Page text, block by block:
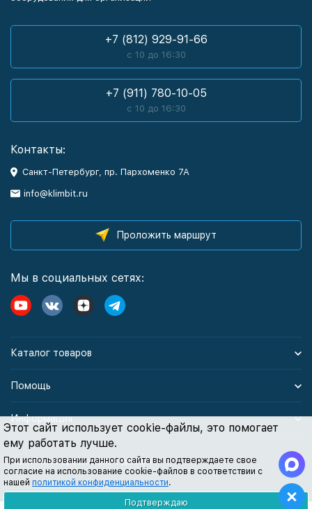
Этот сайт использует cookie-файлы, это помогает
ему работать лучше.
При использовании данного сайта вы подтверждаете свое
согласие на использование cookie-файлов в соответствии с
нашей политикой конфиденциальности.
Подтверждаю
+7 (812) 929-91-66
с 10 до 16:30
+7 (911) 780-10-05
с 10 до 16:30
Контакты:
Санкт-Петербург, пр. Пархоменко 7А
info@klimbit.ru
Проложить маршрут
Мы в социальных сетях:
Каталог товаров
Помощь
Информация
Политика персональных данных